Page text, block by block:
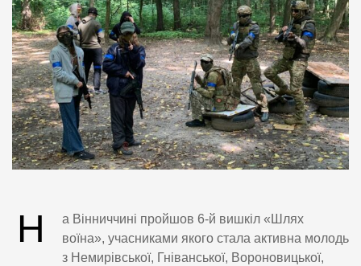
Н
а Вінниччині пройшов 6-й вишкіл «Шлях
воїна», учасниками якого стала активна молодь
з Немирівської, Гніванської, Вороновицької,